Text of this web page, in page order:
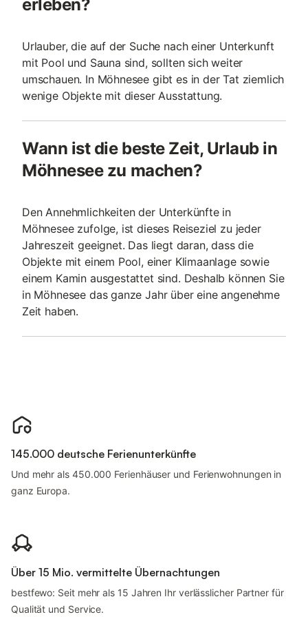
erleben?
Urlauber, die auf der Suche nach einer Unterkunft
mit Pool und Sauna sind, sollten sich weiter
umschauen. In Möhnesee gibt es in der Tat ziemlich
wenige Objekte mit dieser Ausstattung.
Wann ist die beste Zeit, Urlaub in
Möhnesee zu machen?
Den Annehmlichkeiten der Unterkünfte in
Möhnesee zufolge, ist dieses Reiseziel zu jeder
Jahreszeit geeignet. Das liegt daran, dass die
Objekte mit einem Pool, einer Klimaanlage sowie
einem Kamin ausgestattet sind. Deshalb können Sie
in Möhnesee das ganze Jahr über eine angenehme
Zeit haben.
145.000 deutsche Ferienunterkünfte
Und mehr als 450.000 Ferienhäuser und Ferienwohnungen in
ganz Europa.
Über 15 Mio. vermittelte Übernachtungen
bestfewo: Seit mehr als 15 Jahren Ihr verlässlicher Partner für
Qualität und Service.